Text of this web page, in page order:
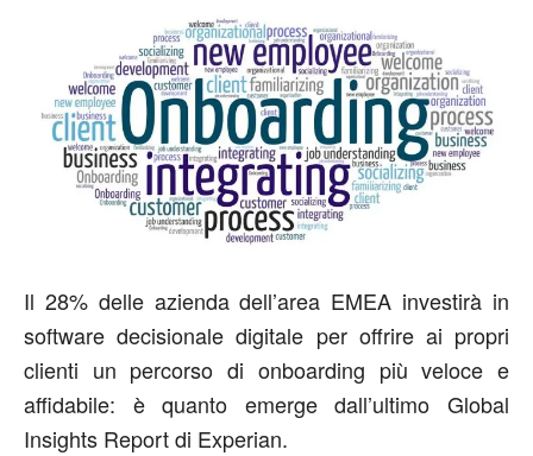
Il 28% delle azienda dell’area EMEA investirà in
software decisionale digitale per offrire ai propri
clienti un percorso di onboarding più veloce e
affidabile: è quanto emerge dall’ultimo Global
Insights Report di Experian.